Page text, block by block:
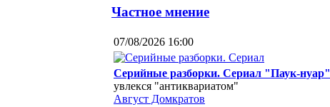
Частное мнение
07/08/2026 16:00
Серийные разборки. Сериал "Паук-нуар"
увлекся "антиквариатом"
Август Домкратов